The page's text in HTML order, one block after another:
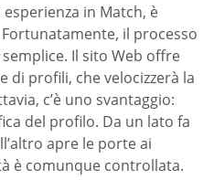
in Match, è
il processo
Il sito Web offre
di profili, che velocizzerà la
c’è uno svantaggio:
del profilo. Da un lato fa
apre le porte ai
è comunque controllata.